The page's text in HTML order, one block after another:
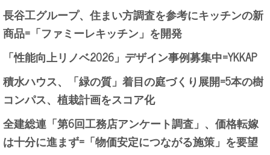
長谷工グループ、住まい方調査を参考にキッチンの新
商品=「ファミーレキッチン」を開発
「性能向上リノベ2026」デザイン事例募集中=YKKAP
積水ハウス、「緑の質」着目の庭づくり展開=5本の樹
コンパス、植栽計画をスコア化
全建総連「第6回工務店アンケート調査」、価格転嫁
は十分に進まず=「物価安定につながる施策」を要望